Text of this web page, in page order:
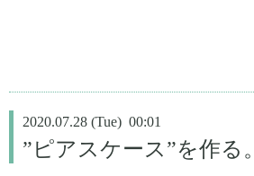
2020.07.28 (Tue) 00:01
”ピアスケース”を作る。